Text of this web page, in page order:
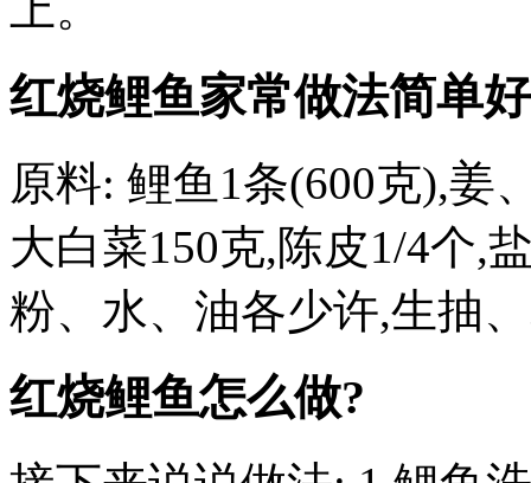
红烧鲤鱼家常做法简单
原料: 鲤鱼1条(600克),姜
大白菜150克,陈皮1/4个,
粉、水、油各少许,生抽
红烧鲤鱼怎么做?